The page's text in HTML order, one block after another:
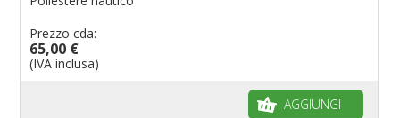
Prezzo cda:
65,00 €
(IVA inclusa)
AGGIUNGI